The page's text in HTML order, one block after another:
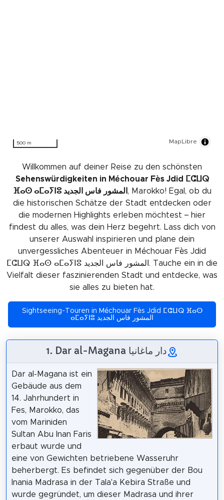
500 m MapLibre
Willkommen auf deiner Reise zu den schönsten
Sehenswürdigkeiten in Méchouar Fès Jdid ⵎⵛⵡⵕ
ⴼⴰⵙ ⴰⵎⴰⵢⵏⵓ المشور فاس الجديد , Marokko! Egal, ob du
die historischen Schätze der Stadt entdecken oder
die modernen Highlights erleben möchtest – hier
findest du alles, was dein Herz begehrt. Lass dich von
unserer Auswahl inspirieren und plane dein
unvergessliches Abenteuer in Méchouar Fès Jdid
ⵎⵛⵡⵕ ⴼⴰⵙ ⴰⵎⴰⵢⵏⵓ المشور فاس الجديد. Tauche ein in die
Vielfalt dieser faszinierenden Stadt und entdecke, was
sie alles zu bieten hat.
Sightseeing-Touren in Méchouar Fès Jdid ⵎⵛⵡⵕ ⴼⴰⵙ
ⴰⵎⴰⵢⵏⵓ المشور فاس الجديد
1. Dar al-Magana دار ماغانيا
Dar al-Magana ist ein
Gebäude aus dem
14. Jahrhundert in
Fes, Marokko, das
vom Mariniden
Sultan Abu Inan Faris
erbaut wurde und
eine von Gewichten betriebene Wasseruhr
beherbergt. Es befindet sich gegenüber der Bou
Inania Madrasa in der Tala'a Kebira Straße und
wurde gegründet, um dieser Madrasa und ihrer